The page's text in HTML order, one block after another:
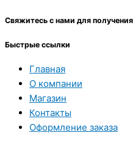
Свяжитесь с нами для
Быстрые ссылки
Главная
О компании
Магазин
Контакты
Оформление заказа